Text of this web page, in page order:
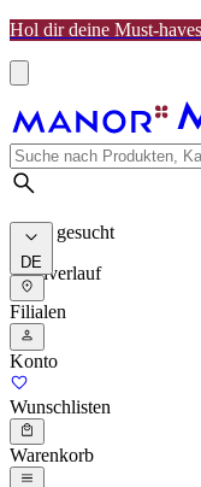
Hol dir deine Must-
Meist gesucht
Suchverlauf
DE
Filialen
Konto
Wunschlisten
Warenkorb